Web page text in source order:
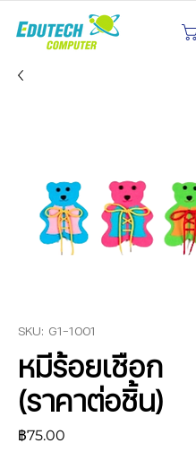
SKU: G1-1001
หมีร้อยเชือก
(ราคาต่อชิ้น)
฿75.00